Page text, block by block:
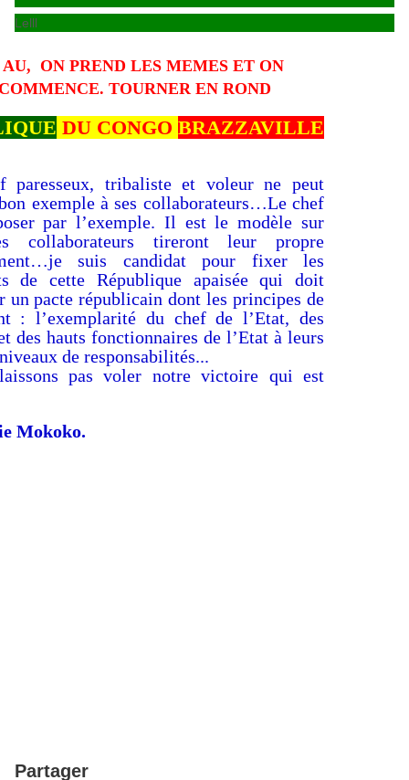
Lelll
AU, ON PREND LES MEMES ET ON
TOURNER EN ROND
DU CONGO BRAZZAVILLE
paresseux, tribaliste et voleur ne peut
exemple à ses collaborateurs…Le chef
par l’exemple. Il est le modèle sur
collaborateurs tireront leur propre
suis candidat pour fixer les
de cette République apaisée qui doit
un pacte républicain dont les principes de
: l’exemplarité du chef de l’Etat, des
des hauts fonctionnaires de l’Etat à leurs
de responsabilités...
pas voler notre victoire qui est
Mokoko.
Partager